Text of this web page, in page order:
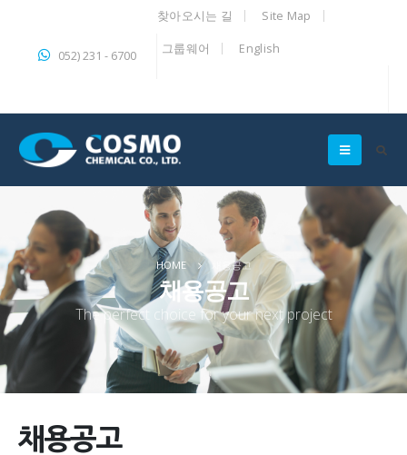
052) 231 - 6700
찾아오시는 길 Site Map
그룹웨어 English
HOME 채용공고
채용공고
The perfect choice for your next project
채용공고